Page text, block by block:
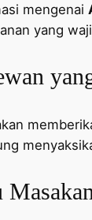
mengenai
yang